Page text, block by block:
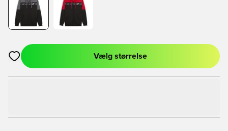
Åbner en Modal til at logge ind eller tilmelde dig som medlem
Vælg størrelse